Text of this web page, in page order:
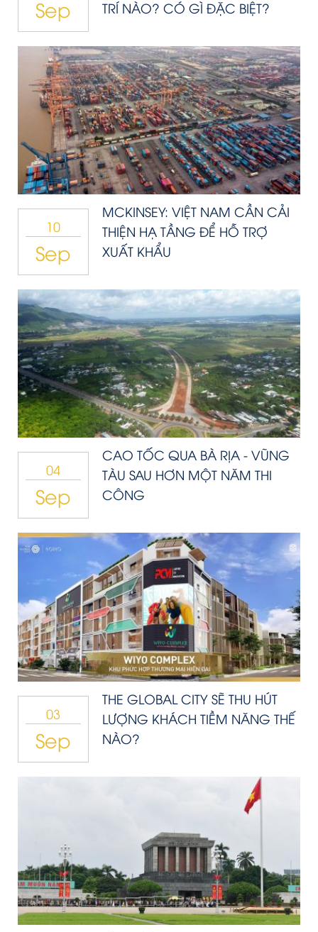
Sep TRÍ NÀO? CÓ GÌ ĐẶC BIỆT?
10
Sep
MCKINSEY: VIỆT NAM CẦN CẢI
THIỆN HẠ TẦNG ĐỂ HỖ TRỢ
XUẤT KHẨU
04
Sep
CAO TỐC QUA BÀ RỊA - VŨNG
TÀU SAU HƠN MỘT NĂM THI
CÔNG
03
Sep
THE GLOBAL CITY SẼ THU HÚT
LƯỢNG KHÁCH TIỀM NĂNG THẾ
NÀO?